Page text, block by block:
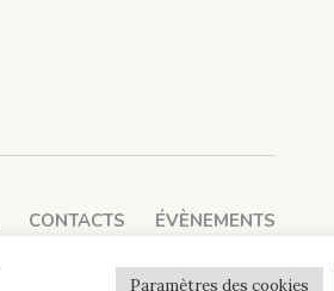
CONTACTS ÉVÈNEMENTS
Paramètres des cookies